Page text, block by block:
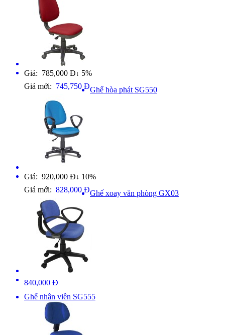
Giá: 785,000 Đ ↓ 5%
Giá mới: 745,750 ĐGhế hòa phát SG550
Giá: 920,000 Đ ↓ 10%
Giá mới: 828,000 ĐGhế xoay văn phòng GX03
840,000 Đ
Ghế nhân viên SG555